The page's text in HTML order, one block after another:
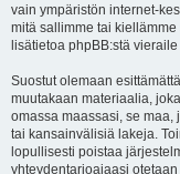
vain ympäristön internet-
mitä sallimme tai
lisätietoa phpBB:stä
Suostut olemaan
muutakaan materiaalia,
omassa maassasi, se
tai kansainvälisiä lakeja.
lopullisesti poistaa
yhteydentarjoajaasi